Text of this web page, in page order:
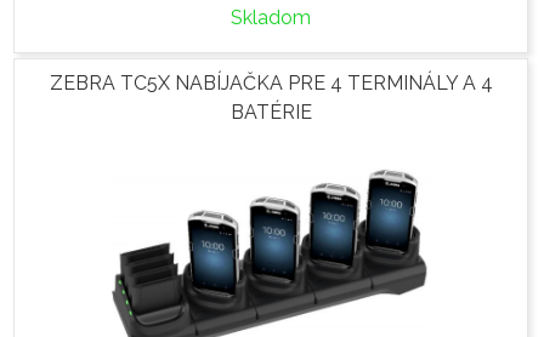
Skladom
ZEBRA TC5X NABÍJAČKA PRE 4 TERMINÁLY A 4
BATÉRIE